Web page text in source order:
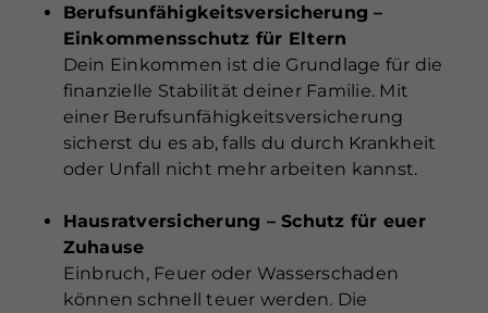
Berufsunfähigkeitsversicherung –
Einkommensschutz für Eltern
Dein Einkommen ist die Grundlage für die
finanzielle Stabilität deiner Familie. Mit
einer Berufsunfähigkeitsversicherung
sicherst du es ab, falls du durch Krankheit
oder Unfall nicht mehr arbeiten kannst.
Hausratversicherung – Schutz für euer
Zuhause
Einbruch, Feuer oder Wasserschaden
können schnell teuer werden. Die